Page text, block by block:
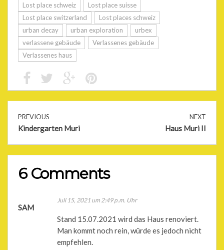
Lost place schweiz
Lost place suisse
Lost place switzerland
Lost places schweiz
urban decay
urban exploration
urbex
verlassene gebäude
Verlassenes gebäude
Verlassenes haus
PREVIOUS
Kindergarten Muri
NEXT
Haus Muri II
6 Comments
SAM
Juli 15, 2021 um 2:49 p.m. Uhr
Stand 15.07.2021 wird das Haus renoviert.
Man kommt noch rein, würde es jedoch nicht
empfehlen.